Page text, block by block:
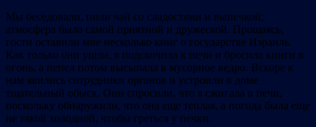
Мы беседовали, пили чай со сладостями и выпечкой;
атмосфера была самой приятной и дружеской. Прощаясь,
гости оставили мне несколько книг о государстве Израиль.
Как только они ушли, я подскочила к печи и бросила книги в
огонь, а пепел потом высыпала в мусорное ведро. Вскоре к
нам явились сотрудники органов и устроили в доме
тщательный обыск. Они спросили, что я сжигала в печи,
поскольку обнаружили, что она еще теплая, а погода была еще
не такой холодной, чтобы греться у печки.